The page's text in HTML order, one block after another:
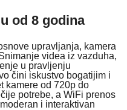
od 8 godina
upravljanja, kamera
videa iz vazduha,
u pravljenju
čini iskustvo bogatijim i
kamere od 720p do
potrebe, a WiFi prenos
i interaktivan